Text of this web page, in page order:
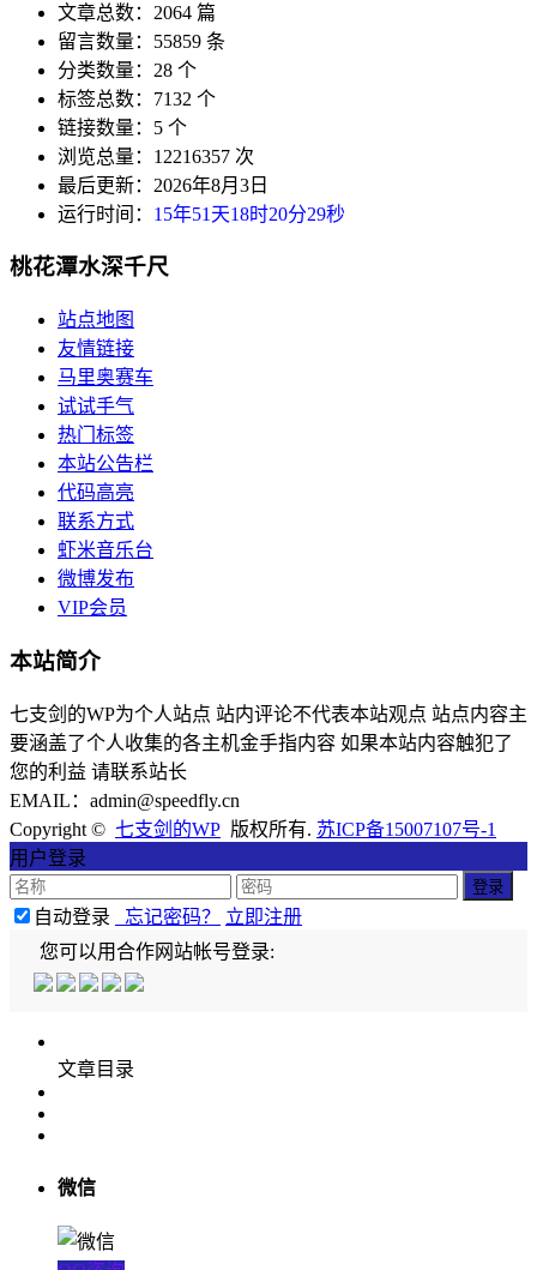
文章总数：2064 篇
留言数量：55859 条
分类数量：28 个
标签总数：7132 个
链接数量：5 个
浏览总量：12216357 次
最后更新：2026年8月3日
运行时间： 15年51天18时20分30秒
桃花潭水深千尺
站点地图
友情链接
马里奥赛车
试试手气
热门标签
本站公告栏
代码高亮
联系方式
虾米音乐台
微博发布
VIP会员
本站简介
七支剑的WP为个人站点 站内评论不代表本站观点 站点内容主
要涵盖了个人收集的各主机金手指内容 如果本站内容触犯了
您的利益 请联系站长
EMAIL：admin@speedfly.cn
Copyright © 七支剑的WP 版权所有. 苏ICP备15007107号-1
用户登录
自动登录 忘记密码？
立即注册
您可以用合作网站帐号登录:
文章目录
微信